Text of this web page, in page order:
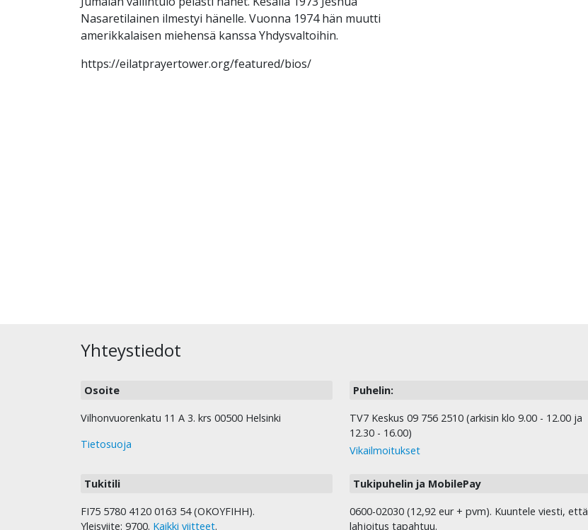
Nasaretilainen ilmestyi hänelle. Vuonna 1974 hän muutti
amerikkalaisen miehensä kanssa Yhdysvaltoihin.
https://eilatprayertower.org/featured/bios/
Yhteystiedot
Osoite
Vilhonvuorenkatu 11 A 3. krs 00500 Helsinki
Tietosuoja
Puhelin:
TV7 Keskus 09 756 2510 (arkisin klo 9.00 - 12.00 ja
12.30 - 16.00)
Vikailmoitukset
Tukitili
FI75 5780 4120 0163 54 (OKOYFIHH).
Yleisviite: 9700. Kaikki viitteet.
Tukipuhelin ja MobilePay
0600-02030 (12,92 eur + pvm). Kuuntele viesti, että
lahjoitus tapahtuu.